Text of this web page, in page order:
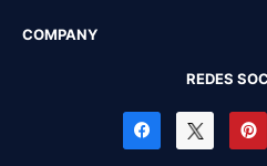
COMPANY
REDES